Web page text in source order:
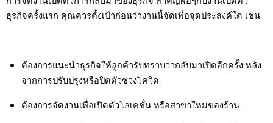
ธุรกิจครั้งแรก คุณควรตั้งเป้าก่อนว่างานนี้จัดเพื่อจุดประสงค์ใด เช่น
ต้องการแนะนำธุรกิจให้ลูกค้ารับทราบว่ากลับมาเปิดอีกครั้ง หลัง
จากการปรับปรุงหรือปิดตัวช่วงโควิด
ต้องการจัดงานเพื่อเปิดตัวโลเคชั่น หรือสาขาใหม่ของร้าน